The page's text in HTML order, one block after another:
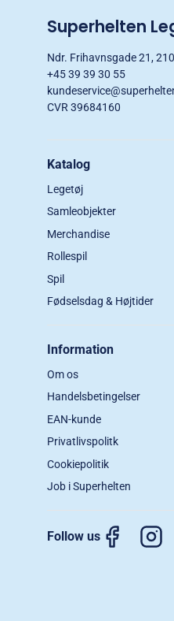
Superhelten
Ndr. Frihavnsgade 21,
+45 39 39 30 55
CVR 39684160
Katalog
Legetøj
Samleobjekter
Merchandise
Rollespil
Spil
Fødselsdag & Højtider
Information
Om os
Handelsbetingelser
EAN-kunde
Privatlivspolitk
Cookiepolitik
Job i Superhelten
Follow us